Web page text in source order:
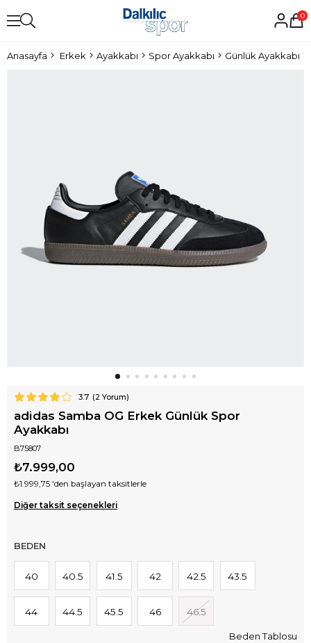
0
Anasayfa Erkek Ayakkabı Spor Ayakkabı Günlük Ayakkabı
3.7 (2 Yorum)
adidas Samba OG Erkek Günlük Spor
Ayakkabı
B75807
₺7.999,00
₺1.999,75 'den başlayan taksitlerle
Diğer taksit seçenekleri
BEDEN
40 40.5 41.5 42 42.5 43.5
44 44.5 45.5 46 46.5
Beden Tablosu